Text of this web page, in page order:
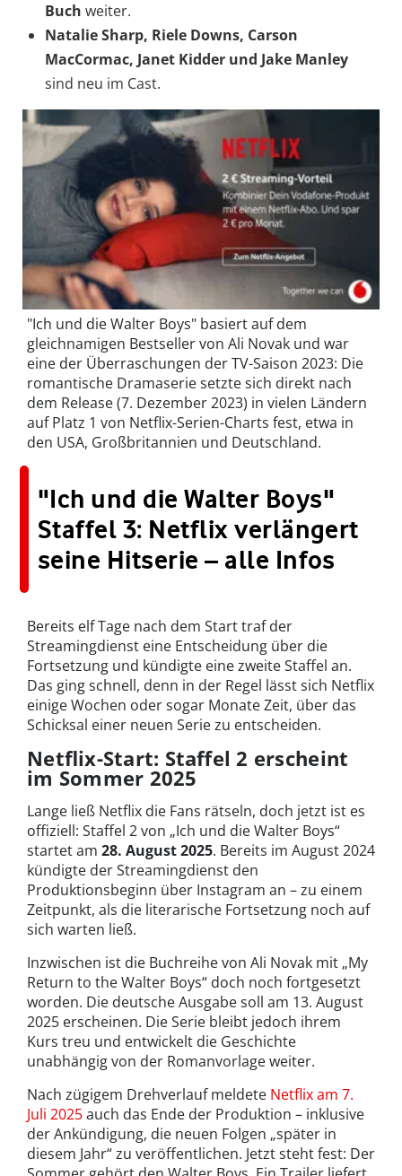
Buch weiter.
Natalie Sharp, Riele Downs, Carson
MacCormac, Janet Kidder und Jake Manley
sind neu im Cast.
"Ich und die Walter Boys" basiert auf dem
gleichnamigen Bestseller von Ali Novak und war
eine der Überraschungen der TV-Saison 2023: Die
romantische Dramaserie setzte sich direkt nach
dem Release (7. Dezember 2023) in vielen Ländern
auf Platz 1 von Netflix-Serien-Charts fest, etwa in
den USA, Großbritannien und Deutschland.
"Ich und die Walter Boys"
Staffel 3: Netflix verlängert
seine Hitserie – alle Infos
Bereits elf Tage nach dem Start traf der
Streamingdienst eine Entscheidung über die
Fortsetzung und kündigte eine zweite Staffel an.
Das ging schnell, denn in der Regel lässt sich Netflix
einige Wochen oder sogar Monate Zeit, über das
Schicksal einer neuen Serie zu entscheiden.
Netflix-Start: Staffel 2 erscheint
im Sommer 2025
Lange ließ Netflix die Fans rätseln, doch jetzt ist es
offiziell: Staffel 2 von „Ich und die Walter Boys“
startet am 28. August 2025. Bereits im August 2024
kündigte der Streamingdienst den
Produktionsbeginn über Instagram an – zu einem
Zeitpunkt, als die literarische Fortsetzung noch auf
sich warten ließ.
Inzwischen ist die Buchreihe von Ali Novak mit „My
Return to the Walter Boys“ doch noch fortgesetzt
worden. Die deutsche Ausgabe soll am 13. August
2025 erscheinen. Die Serie bleibt jedoch ihrem
Kurs treu und entwickelt die Geschichte
unabhängig von der Romanvorlage weiter.
Nach zügigem Drehverlauf meldete Netflix am 7.
Juli 2025auch das Ende der Produktion – inklusive
der Ankündigung, die neuen Folgen „später in
diesem Jahr“ zu veröffentlichen. Jetzt steht fest: Der